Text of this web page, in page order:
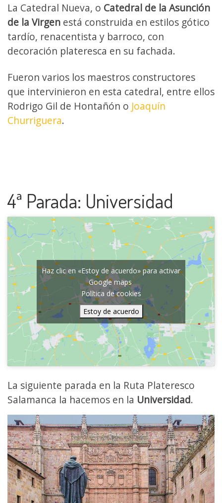
La Catedral Nueva, o Catedral de la Asunción
de la Virgen está construida en estilos gótico
tardío, renacentista y barroco, con
decoración plateresca en su fachada.
Fueron varios los maestros constructores
que intervinieron en esta catedral, entre ellos
Rodrigo Gil de Hontañón o Joaquín
Churriguera.
4ª Parada: Universidad
Haz clic en «Estoy de acuerdo» para activar
Google maps
Política de cookies
Estoy de acuerdo
La siguiente parada en la Ruta Plateresco
Salamanca la hacemos en la Universidad.